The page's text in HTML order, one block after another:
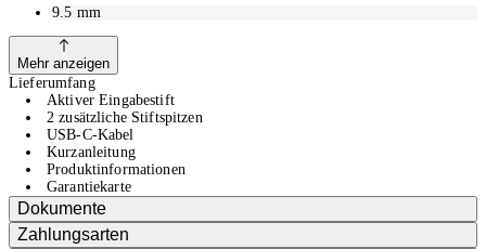
9.5 mm
Mehr anzeigen
Lieferumfang
Aktiver Eingabestift
2 zusätzliche Stiftspitzen
USB-C-Kabel
Kurzanleitung
Produktinformationen
Garantiekarte
Dokumente
Zahlungsarten